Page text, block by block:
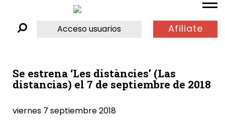
Acceso usuarios Afiliate
Se estrena ‘Les distàncies’ (Las
distancias) el 7 de septiembre de 2018
viernes 7 septiembre 2018